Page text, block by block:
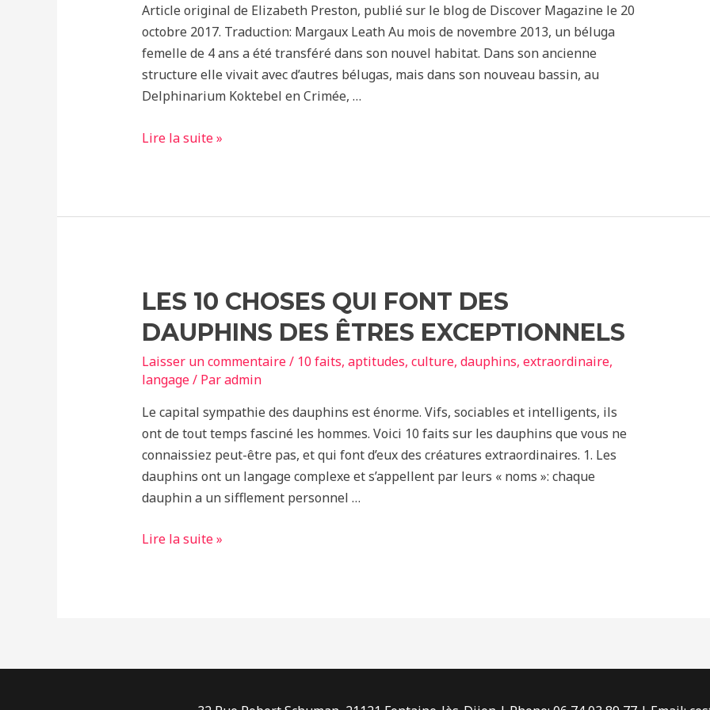
Article original de Elizabeth Preston, publié sur le blog de Discover Magazine le 20
octobre 2017. Traduction: Margaux Leath Au mois de novembre 2013, un béluga
femelle de 4 ans a été transféré dans son nouvel habitat. Dans son ancienne
structure elle vivait avec d’autres bélugas, mais dans son nouveau bassin, au
Delphinarium Koktebel en Crimée, …
Un
langage
les
dauphins
vivent
le
même
bassin
Lire la suite »
LES 10 CHOSES QUI FONT DES
DAUPHINS DES ÊTRES EXCEPTIONNELS
Laisser un commentaire/ 10 faits, aptitudes, culture, dauphins, extraordinaire,
langage/ Paradmin
Le capital sympathie des dauphins est énorme. Vifs, sociables et intelligents, ils
ont de tout temps fasciné les hommes. Voici 10 faits sur les dauphins que vous ne
connaissiez peut-être pas, et qui font d’eux des créatures extraordinaires. 1. Les
dauphins ont un langage complexe et s’appellent par leurs « noms »: chaque
dauphin a un sifflement personnel …
Les
Dauphins
Lire la suite »